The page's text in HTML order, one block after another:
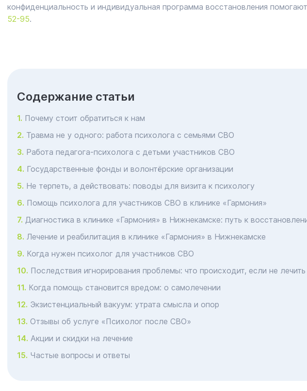
конфиденциальность и индивидуальная программа восстановления
52-95.
Cодержание статьи
Почему стоит обратиться к нам
Травма не у одного: работа психолога с семьями СВО
Работа педагога-психолога с детьми участников СВО
Государственные фонды и волонтёрские организации
Не терпеть, а действовать: поводы для визита к психологу
Помощь психолога для участников СВО в клинике «Гармония»
Диагностика в клинике «Гармония» в Нижнекамске: путь к
Лечение и реабилитация в клинике «Гармония» в Нижнекамске
Когда нужен психолог для участников СВО
Последствия игнорирования проблемы: что происходит, если не
Когда помощь становится вредом: о самолечении
Экзистенциальный вакуум: утрата смысла и опор
Отзывы об услуге «Психолог после СВО»
Акции и скидки на лечение
Частые вопросы и ответы